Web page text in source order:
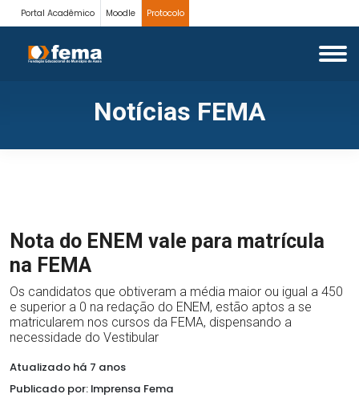
Portal Acadêmico Moodle Protocolo
Notícias FEMA
Nota do ENEM vale para matrícula
na FEMA
Os candidatos que obtiveram a média maior ou igual a 450
e superior a 0 na redação do ENEM, estão aptos a se
matricularem nos cursos da FEMA, dispensando a
necessidade do Vestibular
Atualizado há 7 anos
Publicado por: Imprensa Fema